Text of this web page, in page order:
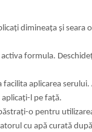
dimineața și seara
formula.
aplicarea
l pe față.
o pentru
cu apă curată